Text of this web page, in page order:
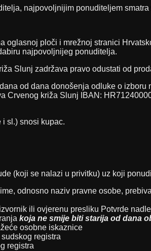
najpovoljnijim ponuditeljem
oglasnoj ploči i mrežnoj stranici
najpovoljnijeg ponuditelja.
Slunj zadržava pravo odustati od
od dana donošenja odluke o
Crvenog križa Slunj IBAN:
i sl.) snosi kupac.
(koji se nalazi u privitku) uz koji
odnosno naziv pravne osobe,
ili ovjerenu presliku Potvrde
koja ne smije biti starija od dana
osobne iskaznice
registra
registra